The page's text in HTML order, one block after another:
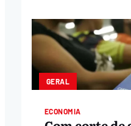
GERAL
ECONOMIA